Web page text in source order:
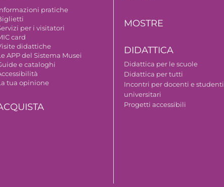
pratiche
per i visitatori
card
didattiche
APP del Sistema Musei
e cataloghi
tua opinione
MOSTRE
DIDATTICA
Didattica per le scuole
Didattica per tutti
Incontri per docenti e studenti
universitari
Progetti accessibili